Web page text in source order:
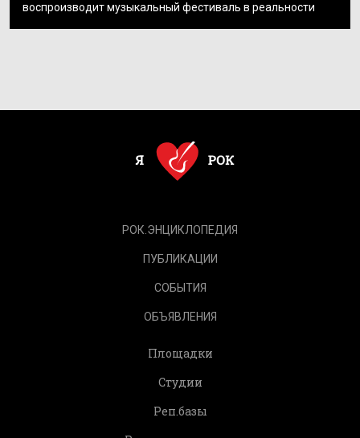
воспроизводит музыкальный фестиваль в реальности
РОК.ЭНЦИКЛОПЕДИЯ
ПУБЛИКАЦИИ
СОБЫТИЯ
ОБЪЯВЛЕНИЯ
Площадки
Студии
Реп.базы